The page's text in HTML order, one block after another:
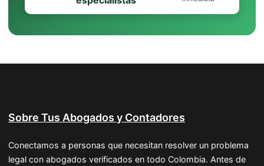
Sobre Tus Abogados y Contadores
Conectamos a personas que necesitan resolver un problema
legal con abogados verificados en todo Colombia. Antes de